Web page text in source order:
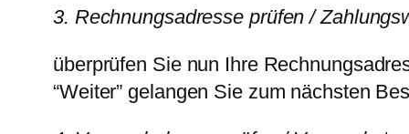
3. Rechnungsadresse prüfen /
überprüfen Sie nun Ihre
“Weiter” gelangen Sie zum nächsten